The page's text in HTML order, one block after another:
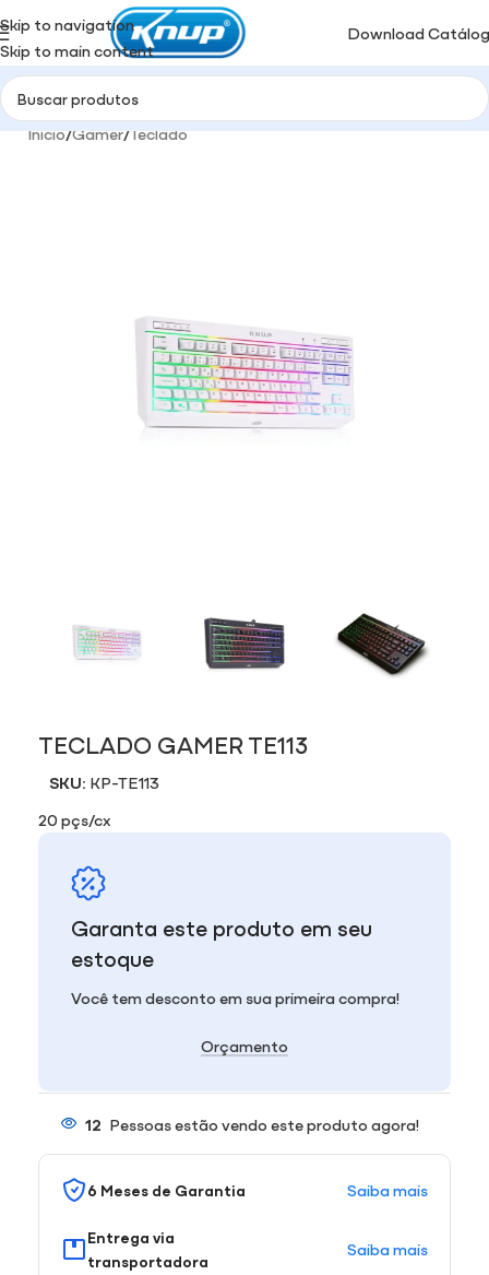
Skip to navigation
Skip to main content
Download
Início/Gamer/Teclado
TECLADO GAMER TE113
SKU: KP-TE113
20 pçs/cx
Garanta este produto em seu
estoque
Você tem desconto em sua primeira compra!
Orçamento
12 Pessoas estão vendo este produto agora!
6 Meses de Garantia Saiba mais
Entrega via
transportadora
Saiba mais